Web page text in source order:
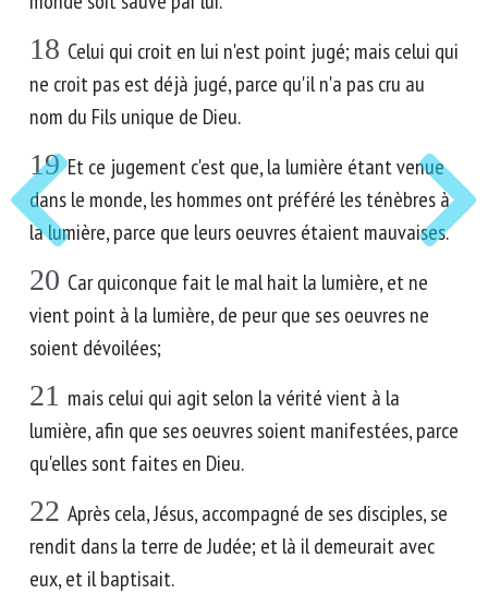
18 Celui qui croit en lui n'est point jugé; mais celui qui
ne croit pas est déjà jugé, parce qu'il n'a pas cru au
nom du Fils unique de Dieu.
19 Et ce jugement c'est que, la lumière étant venue
dans le monde, les hommes ont préféré les ténèbres à
la lumière, parce que leurs oeuvres étaient mauvaises.
20 Car quiconque fait le mal hait la lumière, et ne
vient point à la lumière, de peur que ses oeuvres ne
soient dévoilées;
21 mais celui qui agit selon la vérité vient à la
lumière, afin que ses oeuvres soient manifestées, parce
qu'elles sont faites en Dieu.
22 Après cela, Jésus, accompagné de ses disciples, se
rendit dans la terre de Judée; et là il demeurait avec
eux, et il baptisait.